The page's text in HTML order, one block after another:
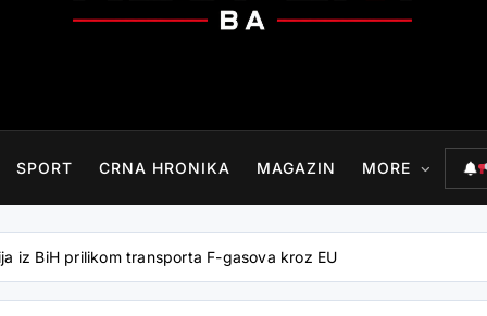
SPORT CRNA HRONIKA MAGAZIN MORE
iz BiH prilikom transporta F-gasova kroz EU